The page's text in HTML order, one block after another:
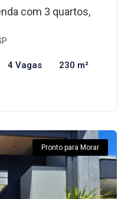
com 3 quartos,
4 Vagas 230 m²
Pronto para Morar